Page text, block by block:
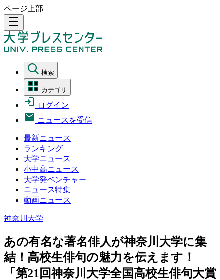
ページ上部
density_medium
検索
カテゴリ
ログイン
ニュースを受信
最新ニュース
ランキング
大学ニュース
小中高ニュース
大学発ベンチャー
ニュース特集
動画ニュース
神奈川大学
あの有名な著名俳人が神奈川大学に集
結！高校生俳句の魅力を伝えます！
「第21回神奈川大学全国高校生俳句大賞